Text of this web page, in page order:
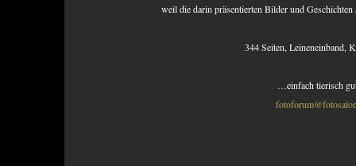
weil die darin präsentierten Bilder und
344 Seiten, Leineneinband,
…einfach tierisch